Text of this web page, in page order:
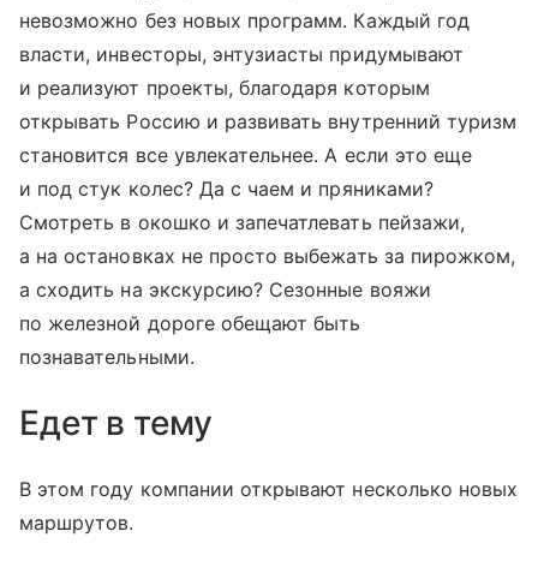
невозможно без новых программ. Каждый год
власти, инвесторы, энтузиасты придумывают
и реализуют проекты, благодаря которым
открывать Россию и развивать внутренний туризм
становится все увлекательнее. А если это еще
и под стук колес? Да с чаем и пряниками?
Смотреть в окошко и запечатлевать пейзажи,
а на остановках не просто выбежать за пирожком,
а сходить на экскурсию? Сезонные вояжи
по железной дороге обещают быть
познавательными.
Едет в тему
В этом году компании открывают несколько новых
маршрутов.